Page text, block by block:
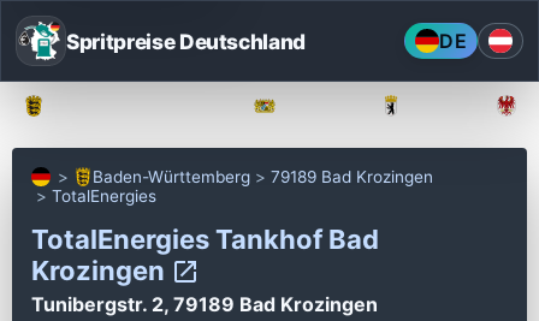
Spritpreise Deutschland DE
Baden-Württemberg
79189 Bad Krozingen
TotalEnergies
TotalEnergies Tankhof Bad
Krozingen
Tunibergstr. 2, 79189 Bad Krozingen